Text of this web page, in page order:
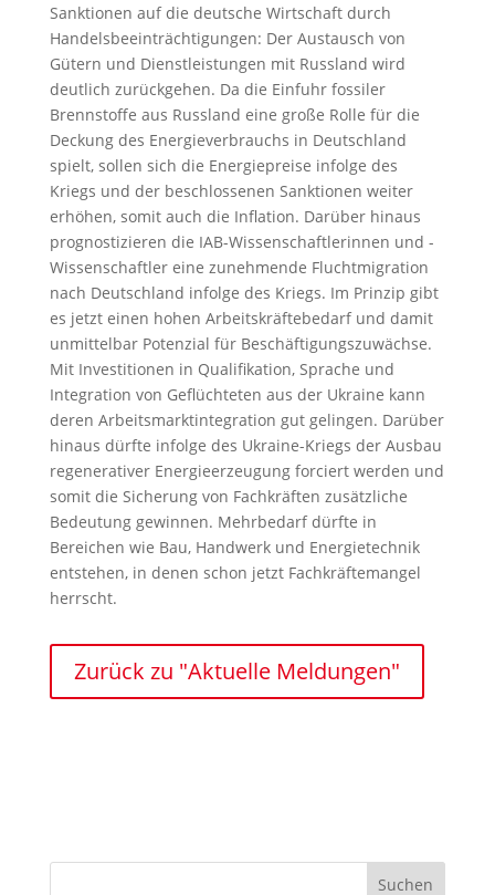
Sanktionen auf die deutsche Wirtschaft durch
Handelsbeeinträchtigungen: Der Austausch von
Gütern und Dienstleistungen mit Russland wird
deutlich zurückgehen. Da die Einfuhr fossiler
Brennstoffe aus Russland eine große Rolle für die
Deckung des Energieverbrauchs in Deutschland
spielt, sollen sich die Energiepreise infolge des
Kriegs und der beschlossenen Sanktionen weiter
erhöhen, somit auch die Inflation. Darüber hinaus
prognostizieren die IAB-Wissenschaftlerinnen und -
Wissenschaftler eine zunehmende Fluchtmigration
nach Deutschland infolge des Kriegs. Im Prinzip gibt
es jetzt einen hohen Arbeitskräftebedarf und damit
unmittelbar Potenzial für Beschäftigungszuwächse.
Mit Investitionen in Qualifikation, Sprache und
Integration von Geflüchteten aus der Ukraine kann
deren Arbeitsmarktintegration gut gelingen. Darüber
hinaus dürfte infolge des Ukraine-Kriegs der Ausbau
regenerativer Energieerzeugung forciert werden und
somit die Sicherung von Fachkräften zusätzliche
Bedeutung gewinnen. Mehrbedarf dürfte in
Bereichen wie Bau, Handwerk und Energietechnik
entstehen, in denen schon jetzt Fachkräftemangel
herrscht.
Zurück zu "Aktuelle Meldungen"